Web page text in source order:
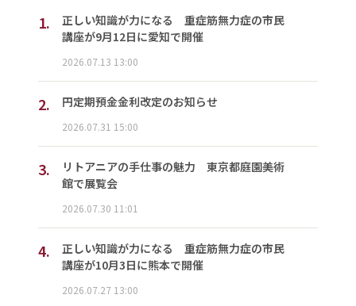
1.
正しい知識が力になる 重症筋無力症の市民
講座が9月12日に愛知で開催
2026.07.13 13:00
2. 円定期預金金利改定のお知らせ
2026.07.31 15:00
3.
リトアニアの手仕事の魅力 東京都庭園美術
館で展覧会
2026.07.30 11:01
4.
正しい知識が力になる 重症筋無力症の市民
講座が10月3日に熊本で開催
2026.07.27 13:00